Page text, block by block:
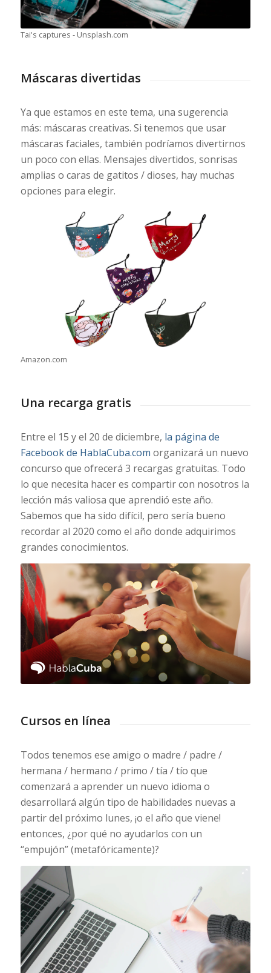
Tai's captures - Unsplash.com
Máscaras divertidas
Ya que estamos en este tema, una sugerencia
más: máscaras creativas. Si tenemos que usar
máscaras faciales, también podríamos divertirnos
un poco con ellas. Mensajes divertidos, sonrisas
amplias o caras de gatitos / dioses, hay muchas
opciones para elegir.
Amazon.com
Una recarga gratis
Entre el 15 y el 20 de diciembre, la página de
Facebook de HablaCuba.com organizará un nuevo
concurso que ofrecerá 3 recargas gratuitas. Todo
lo que necesita hacer es compartir con nosotros la
lección más valiosa que aprendió este año.
Sabemos que ha sido difícil, pero sería bueno
recordar al 2020 como el año donde adquirimos
grandes conocimientos.
Cursos en línea
Todos tenemos ese amigo o madre / padre /
hermana / hermano / primo / tía / tío que
comenzará a aprender un nuevo idioma o
desarrollará algún tipo de habilidades nuevas a
partir del próximo lunes, ¡o el año que viene!
entonces, ¿por qué no ayudarlos con un
“empujón” (metafóricamente)?